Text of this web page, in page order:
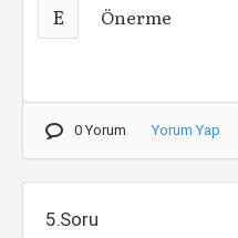
E Önerme
0 Yorum Yorum Yap
5.Soru